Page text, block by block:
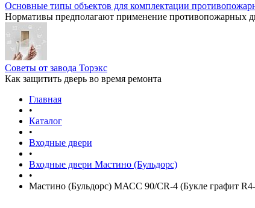
Основные типы объектов для комплектации
Нормативы предполагают применение противопожарных
Советы от завода Торэкс
Как защитить дверь во время ремонта
Главная
•
Каталог
•
Входные двери
•
Входные двери Мастино (Бульдорс)
•
Мастино (Бульдорс) МАСС 90/CR-4 (Букле графит